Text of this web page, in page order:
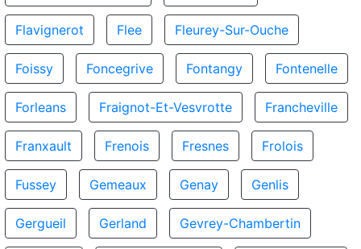
Flavignerot Flee Fleurey-Sur-Ouche
Foissy Foncegrive Fontangy Fontenelle
Forleans Fraignot-Et-Vesvrotte Francheville
Franxault Frenois Fresnes Frolois
Fussey Gemeaux Genay Genlis
Gergueil Gerland Gevrey-Chambertin